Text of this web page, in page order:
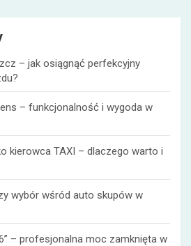
– jak osiągnąć perfekcyjny
– funkcjonalność i wygoda w
kierowca TAXI – dlaczego warto i
wybór wśród auto skupów w
– profesjonalna moc zamknięta w